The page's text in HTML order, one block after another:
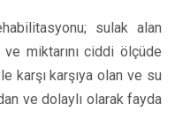
sulak alan
miktarını ciddi ölçüde
karşı karşıya olan ve su
ve dolaylı olarak fayda